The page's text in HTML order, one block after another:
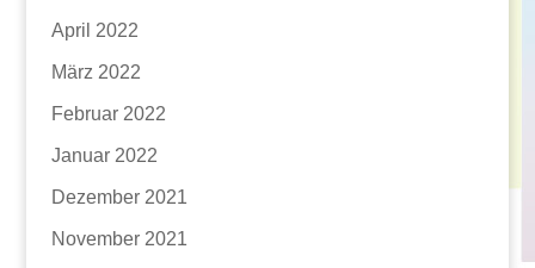
April 2022
März 2022
Februar 2022
Januar 2022
Dezember 2021
November 2021